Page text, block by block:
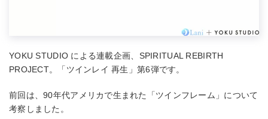
YOKU STUDIO による連載企画、SPIRITUAL REBIRTH
PROJECT。「ツインレイ 再⽣」第6弾です。
前回は、90年代アメリカで⽣まれた「ツインフレーム」について
考察しました。